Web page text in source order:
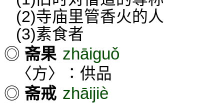
(2)寺庙里管香火的人
(3)素食者
◎ 斋果 zhāiguǒ
〈方〉∶供品
◎ 斋戒 zhāijiè